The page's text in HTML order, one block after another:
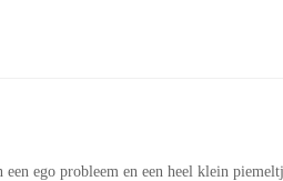
ego probleem en een heel klein